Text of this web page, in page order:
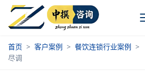
首页 > 客户案例 > 餐饮连锁行业案例 >
尽调